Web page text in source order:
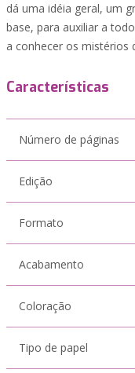
dá uma idéia geral, um
base, para auxiliar a
a conhecer os mistérios
Características
Número de páginas
Edição
Formato
Acabamento
Coloração
Tipo de papel